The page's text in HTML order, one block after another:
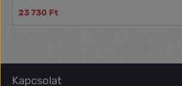
alacsony visszarúgás * Alkalmazás:
rögzítéséhez * Tárolás: karton csomagolás
23 730 Ft
Kapcsolat